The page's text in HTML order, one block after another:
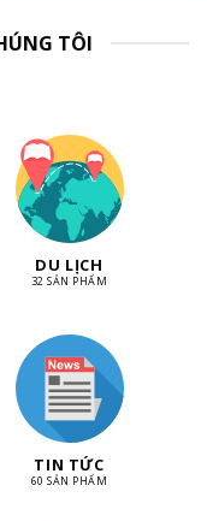
TÔI
DU LỊCH
32 SẢN PHẨM
TIN TỨC
60 SẢN PHẨM